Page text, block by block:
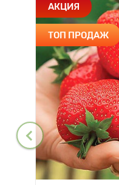
АКЦИЯ
ТОП ПРОДАЖ